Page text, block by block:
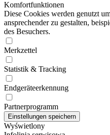
Komfortfunktionen
Diese Cookies werden genutzt
ansprechender zu gestalten,
des Besuchers.
Merkzettel
Statistik & Tracking
Endgeräteerkennung
Partnerprogramm
Wyświetlony